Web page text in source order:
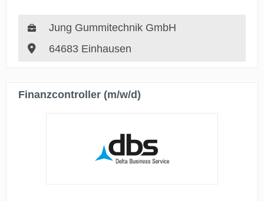
Jung Gummitechnik GmbH
64683 Einhausen
Finanzcontroller (m/w/d)